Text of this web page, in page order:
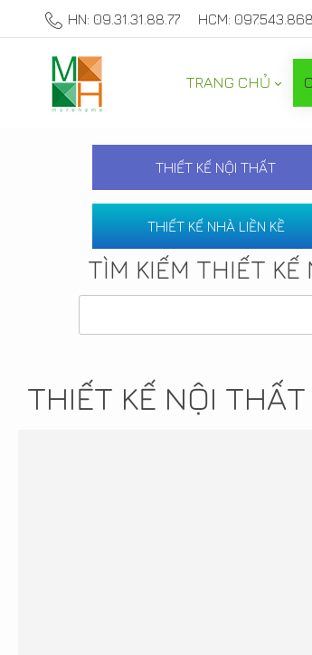
HN: 09.31.31.88.77 HCM:
TRANG CHỦ
THIẾT KẾ NỘI THẤT
THIẾT KẾ NHÀ LIỀN KỀ
TÌM KIẾM THIẾT KẾ
THIẾT KẾ NỘI